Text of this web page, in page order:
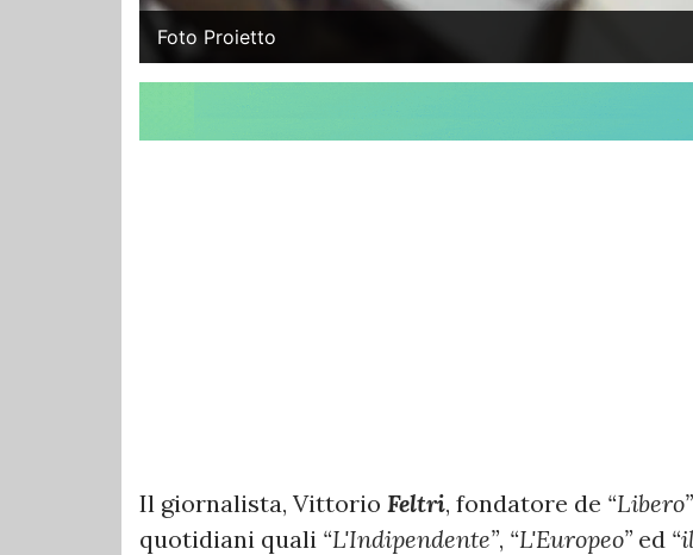
Foto Proietto
Il giornalista, Vittorio Feltri, fondatore de “Libero”
quotidiani quali “L'Indipendente”, “L'Europeo” ed